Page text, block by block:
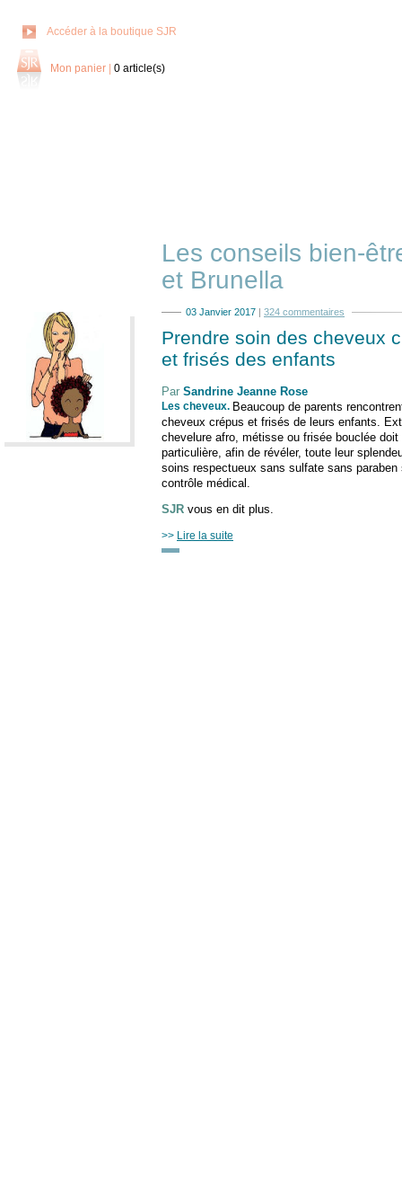
Accéder à la boutique SJR
Mon panier 0 article(s)
Les conseils bien-
et Brunella
03 Janvier 2017 | 324 commentaires
Prendre soin des cheveux
et frisés des enfants
Par Sandrine Jeanne Rose
Les cheveux. Beaucoup de parents
cheveux crépus et frisés de leurs enfants.
chevelure afro, métisse ou frisée bouclée doit
particulière, afin de révéler, toute leur
soins respectueux sans sulfate sans
contrôle médical.
SJR vous en dit plus.
>> Lire la suite